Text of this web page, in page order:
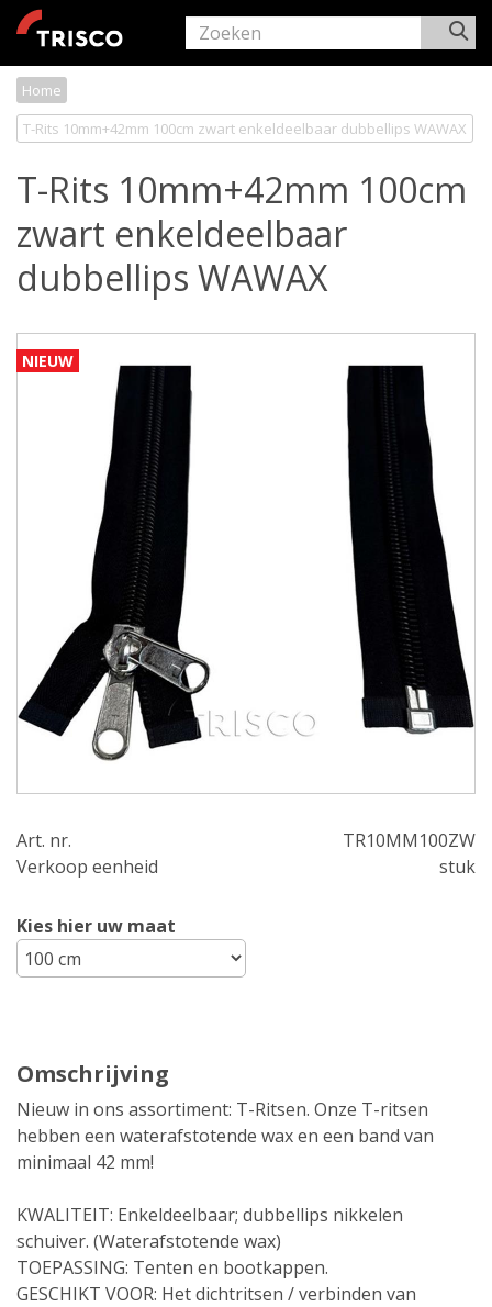
Home
T-Rits 10mm+42mm 100cm zwart enkeldeelbaar dubbellips WAWAX
T-Rits 10mm+42mm 100cm
zwart enkeldeelbaar
dubbellips WAWAX
NIEUW
Art. nr.
TR10MM100ZW
Verkoop eenheid
stuk
Kies hier uw maat
Omschrijving
Nieuw in ons assortiment: T-Ritsen. Onze T-ritsen
hebben een waterafstotende wax en een band van
minimaal 42 mm!
KWALITEIT: Enkeldeelbaar; dubbellips nikkelen
schuiver. (Waterafstotende wax)
TOEPASSING: Tenten en bootkappen.
GESCHIKT VOOR: Het dichtritsen / verbinden van